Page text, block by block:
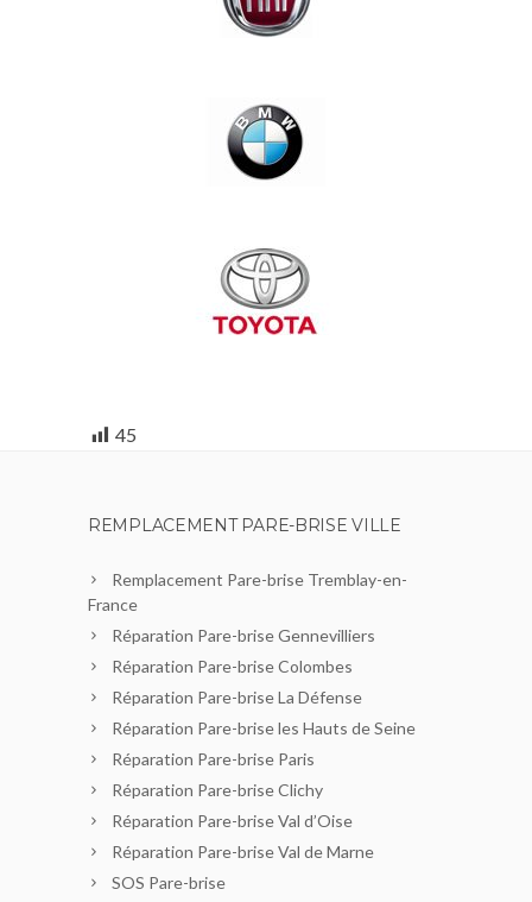
45
REMPLACEMENT PARE-BRISE VILLE
Remplacement Pare-brise Tremblay-en-
France
Réparation Pare-brise Gennevilliers
Réparation Pare-brise Colombes
Réparation Pare-brise La Défense
Réparation Pare-brise les Hauts de Seine
Réparation Pare-brise Paris
Réparation Pare-brise Clichy
Réparation Pare-brise Val d’Oise
Réparation Pare-brise Val de Marne
SOS Pare-brise